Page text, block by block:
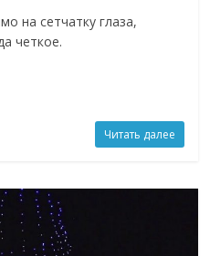
на сетчатку глаза,
четкое.
Читать далее